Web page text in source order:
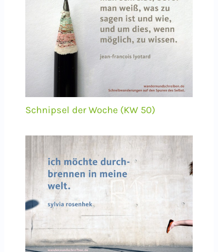
Schnipsel der Woche (KW 50)